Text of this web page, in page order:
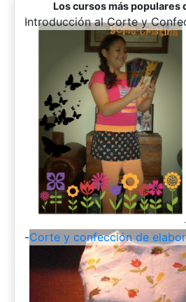
Los cursos más populares
-
Introducción al Corte y
-Corte y confección de